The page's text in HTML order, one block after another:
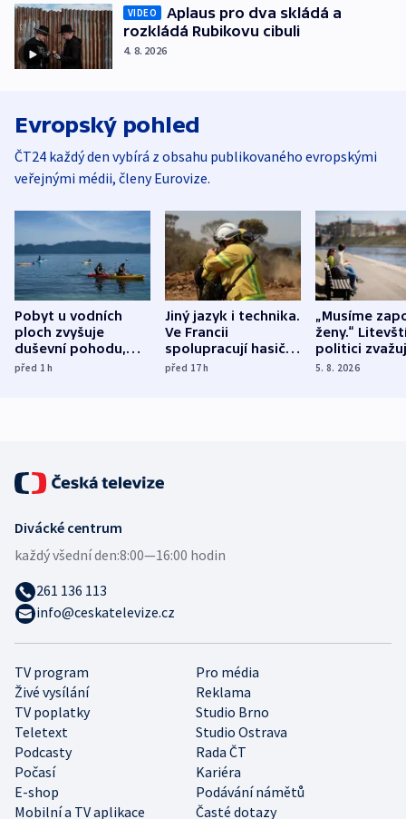
VIDEO
Aplaus pro dva skládá a
rozkládá Rubikovu cibuli
4. 8. 2026
Evropský pohled
ČT24 každý den vybírá z obsahu publikovaného evropskými
veřejnými médii, členy Eurovize.
Pobyt u vodních
ploch zvyšuje
duševní pohodu,
ukázala
před 1h
Jiný jazyk i technika.
Ve Francii
spolupracují hasiči z
různých zemí
před 17h
„Musíme
ženy.“
politici
dohodu o
5. 8. 2026
TV program
Pro média
Živé vysílání
Reklama
TV poplatky
Studio Brno
Teletext
Studio Ostrava
Podcasty
Rada ČT
Počasí
Kariéra
E-shop
Podávání námětů
Mobilní a TV aplikace
Časté dotazy
Divácké centrum
každý všední den:8:00—16:00 hodin
261 136 113
info@ceskatelevize.cz